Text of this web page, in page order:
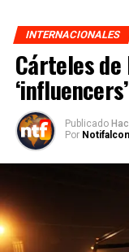
INTERNACIONALES
Cárteles de
‘influencers’
Publicado
Por Notifalcon